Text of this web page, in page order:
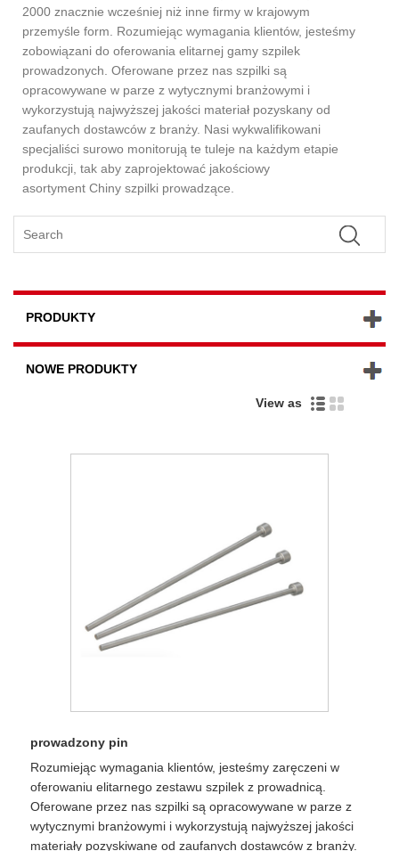
2000 znacznie wcześniej niż inne firmy w krajowym
przemyśle form. Rozumiejąc wymagania klientów, jesteśmy
zobowiązani do oferowania elitarnej gamy szpilek
prowadzonych. Oferowane przez nas szpilki są
opracowywane w parze z wytycznymi branżowymi i
wykorzystują najwyższej jakości materiał pozyskany od
zaufanych dostawców z branży. Nasi wykwalifikowani
specjaliści surowo monitorują te tuleje na każdym etapie
produkcji, tak aby zaprojektować jakościowy
asortyment Chiny szpilki prowadzące.
PRODUKTY
NOWE PRODUKTY
View as
prowadzony pin
Rozumiejąc wymagania klientów, jesteśmy zaręczeni w
oferowaniu elitarnego zestawu szpilek z prowadnicą.
Oferowane przez nas szpilki są opracowywane w parze z
wytycznymi branżowymi i wykorzystują najwyższej jakości
materiały pozyskiwane od zaufanych dostawców z branży.